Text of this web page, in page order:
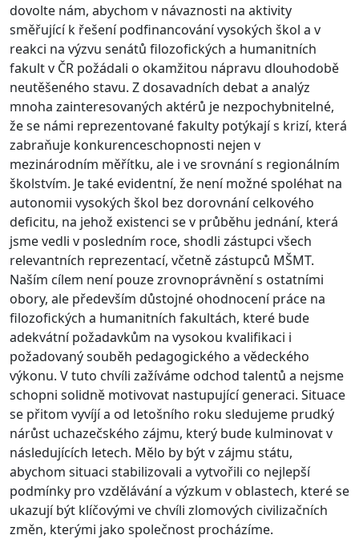
dovolte nám, abychom v návaznosti na aktivity
směřující k řešení podfinancování vysokých škol a v
reakci na výzvu senátů filozofických a humanitních
fakult v ČR požádali o okamžitou nápravu dlouhodobě
neutěšeného stavu. Z dosavadních debat a analýz
mnoha zainteresovaných aktérů je nezpochybnitelné,
že se námi reprezentované fakulty potýkají s krizí, která
zabraňuje konkurenceschopnosti nejen v
mezinárodním měřítku, ale i ve srovnání s regionálním
školstvím. Je také evidentní, že není možné spoléhat na
autonomii vysokých škol bez dorovnání celkového
deficitu, na jehož existenci se v průběhu jednání, která
jsme vedli v posledním roce, shodli zástupci všech
relevantních reprezentací, včetně zástupců MŠMT.
Naším cílem není pouze zrovnoprávnění s ostatními
obory, ale především důstojné ohodnocení práce na
filozofických a humanitních fakultách, které bude
adekvátní požadavkům na vysokou kvalifikaci i
požadovaný souběh pedagogického a vědeckého
výkonu. V tuto chvíli zažíváme odchod talentů a nejsme
schopni solidně motivovat nastupující generaci. Situace
se přitom vyvíjí a od letošního roku sledujeme prudký
nárůst uchazečského zájmu, který bude kulminovat v
následujících letech. Mělo by být v zájmu státu,
abychom situaci stabilizovali a vytvořili co nejlepší
podmínky pro vzdělávání a výzkum v oblastech, které se
ukazují být klíčovými ve chvíli zlomových civilizačních
změn, kterými jako společnost procházíme.